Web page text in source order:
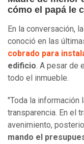
cómo el papá le
En la conversación,
conoció en las
cobrado para
edificio. A pesar de
todo el inmueble.
"Toda la información
transparencia. En el
avenimiento,
mando el